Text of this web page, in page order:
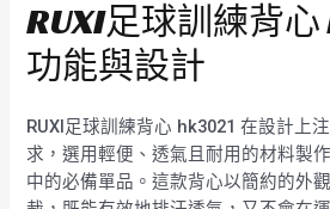
RUXI足球訓練背
功能與設計
RUXI足球訓練背心 hk3021 在設計上
求，選用輕便、透氣且耐用的材料製
中的必備單品。這款背心以簡約的外